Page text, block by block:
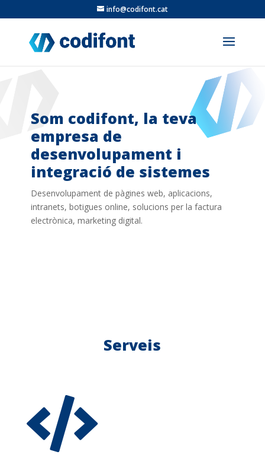
info@codifont.cat
Som codifont, la teva
empresa de
desenvolupament i
integració de sistemes
Desenvolupament de pàgines web, aplicacions,
intranets, botigues online, solucions per la factura
electrònica, marketing digital.
Serveis
